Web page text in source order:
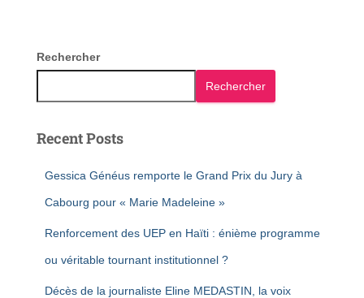
Rechercher
Rechercher
Recent Posts
Gessica Généus remporte le Grand Prix du Jury à
Cabourg pour « Marie Madeleine »
Renforcement des UEP en Haïti : énième programme
ou véritable tournant institutionnel ?
Décès de la journaliste Eline MEDASTIN, la voix